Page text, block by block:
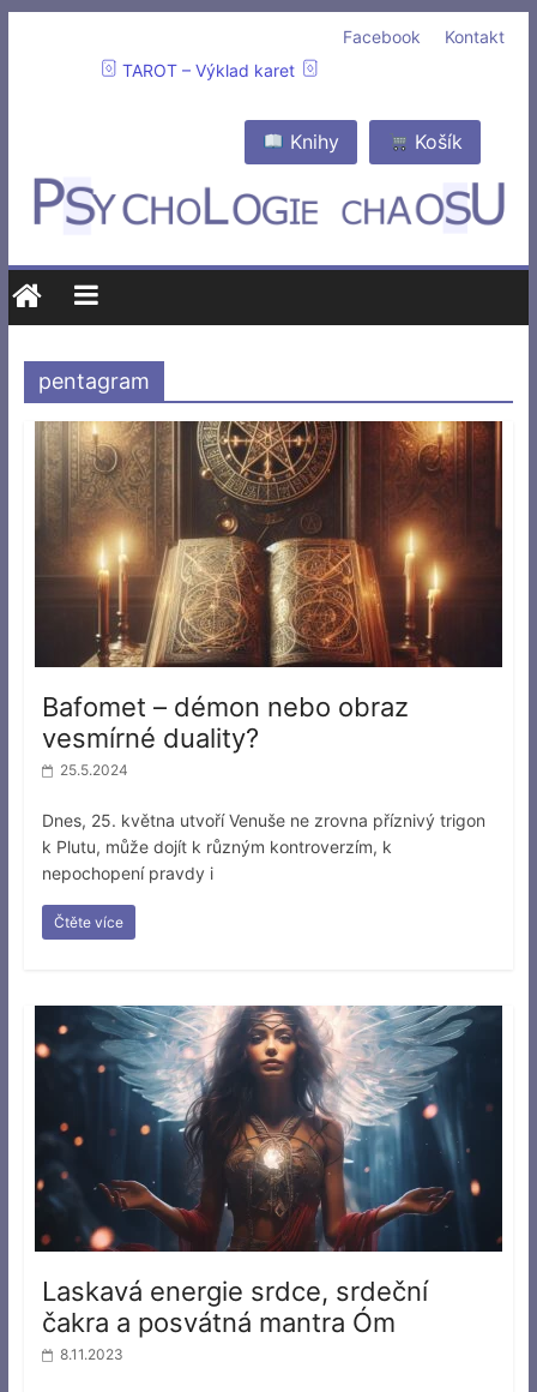
Kontakt
Facebook
TAROT – Výklad karet
Košík
Knihy
pentagram
Bafomet – démon nebo obraz
vesmírné duality?
25.5.2024
Dnes, 25. května utvoří Venuše ne zrovna příznivý trigon
k Plutu, může dojít k různým kontroverzím, k
nepochopení pravdy i
Čtěte více
Laskavá energie srdce, srdeční
čakra a posvátná mantra Óm
8.11.2023